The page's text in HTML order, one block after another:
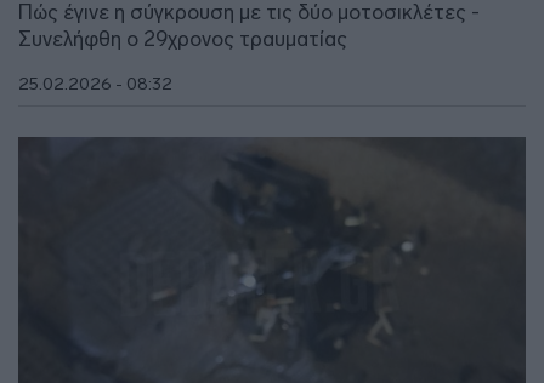
Πώς έγινε η σύγκρουση με τις δύο μοτοσικλέτες -
Συνελήφθη ο 29χρονος τραυματίας
25.02.2026 - 08:32